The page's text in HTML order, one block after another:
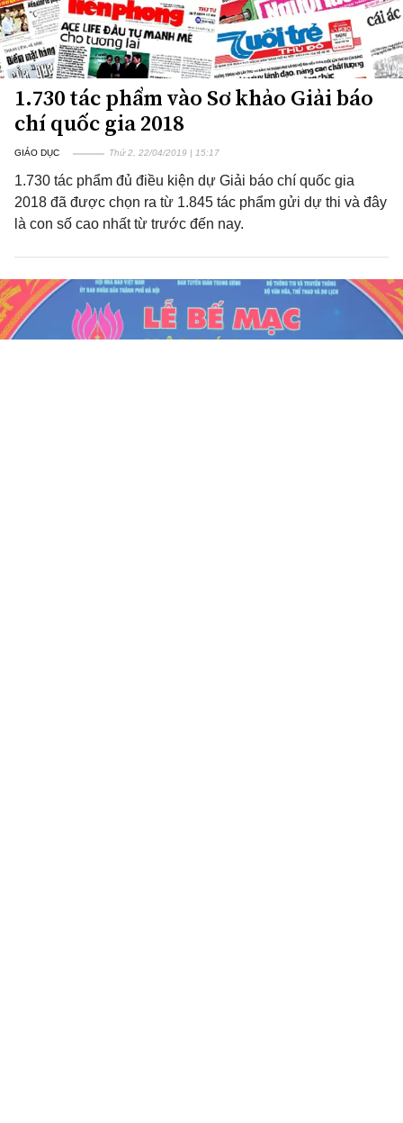
1.730 tác phẩm vào Sơ khảo Giải báo
chí quốc gia 2018
GIÁO DỤC Thứ 2, 22/04/2019 | 15:17
1.730 tác phẩm đủ điều kiện dự Giải báo chí quốc gia
2018 đã được chọn ra từ 1.845 tác phẩm gửi dự thi và đây
là con số cao nhất từ trước đến nay.